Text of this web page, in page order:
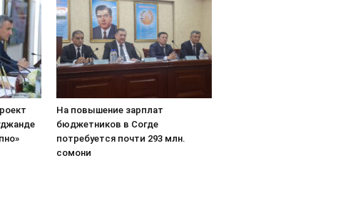
На повышение зарплат
бюджетников в Согде
потребуется почти 293 млн.
сомони